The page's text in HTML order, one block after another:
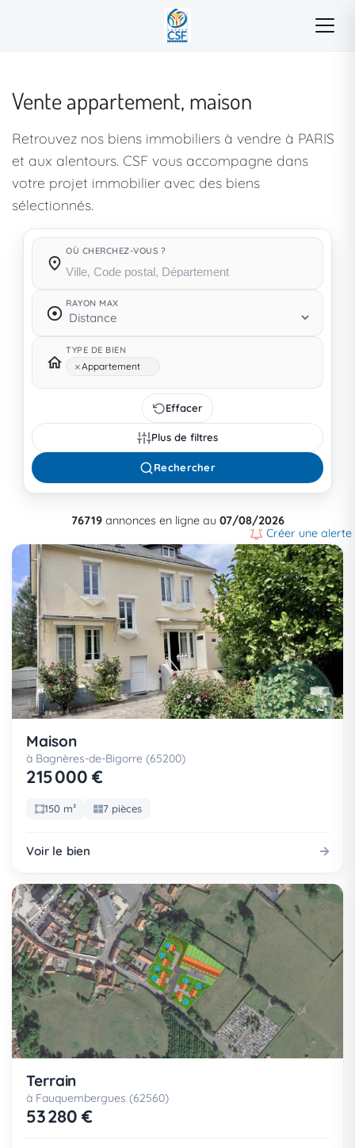
Vente appartement, maison
Retrouvez nos biens immobiliers à vendre à PARIS
et aux alentours. CSF vous accompagne dans
votre projet immobilier avec des biens
sélectionnés.
OÙ CHERCHEZ-VOUS ?
RAYON MAX
TYPE DE BIEN
×Appartement
Effacer
Plus de filtres
Rechercher
76719annonces en ligne au 07/08/2026
Créer une alerte
Maison
à Bagnères-de-Bigorre (65200)
215 000 €
150 m² 7 pièces
Voir le bien
Terrain
à Fauquembergues (62560)
53 280 €